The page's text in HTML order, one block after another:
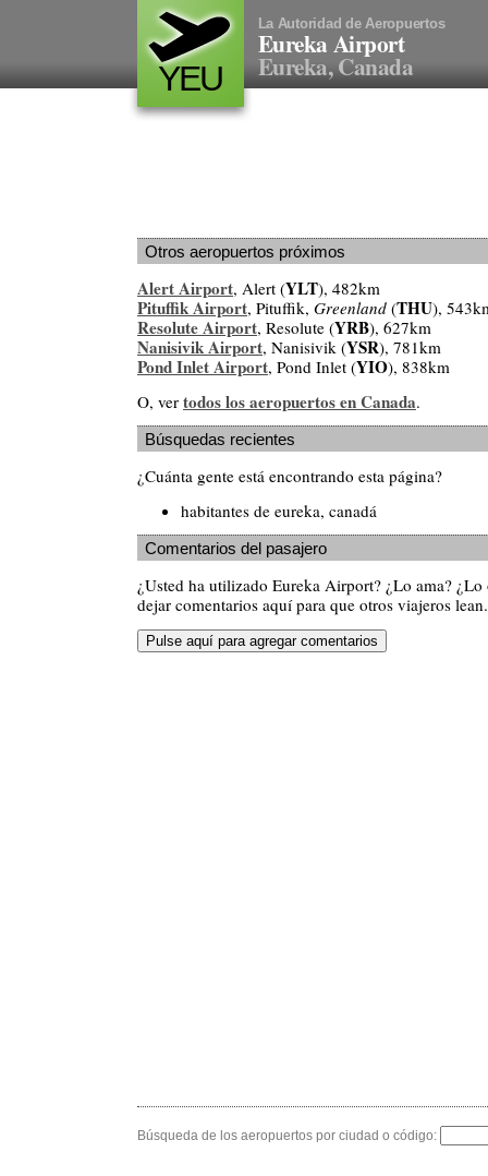
YEU
La Autoridad de Aeropuertos
Eureka Airport
Eureka, Canada
Otros aeropuertos próximos
Alert Airport, Alert (YLT), 482km
Pituffik Airport, Pituffik, Greenland (THU),
Resolute Airport, Resolute (YRB), 627km
Nanisivik Airport, Nanisivik (YSR), 781km
Pond Inlet Airport, Pond Inlet (YIO), 838km
O, ver todos los aeropuertos en Canada.
Búsquedas recientes
¿Cuánta gente está encontrando esta página?
habitantes de eureka, canadá
Comentarios del pasajero
¿Usted ha utilizado Eureka Airport? ¿Lo ama? ¿Lo
dejar comentarios aquí para que otros viajeros lean.
Búsqueda de los aeropuertos por ciudad o código: